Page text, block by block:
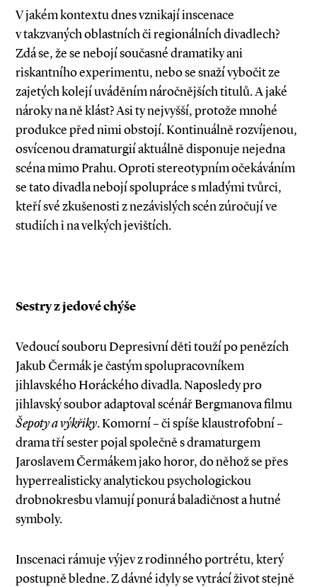
V jakém kontextu dnes vznikají inscenace
v takzvaných oblastních či regionálních divadlech?
Zdá se, že se nebojí současné dramatiky ani
riskantního experimentu, nebo se snaží vybočit ze
zajetých kolejí uváděním náročnějších titulů. A jaké
nároky na ně klást? Asi ty nejvyšší, protože mnohé
produkce před nimi obstojí. Kontinuálně rozvíjenou,
osvícenou dramaturgií aktuálně disponuje nejedna
scéna mimo Prahu. Oproti stereotypním očekáváním
se tato divadla nebojí spolupráce s mladými tvůrci,
kteří své zkušenosti z nezávislých scén zúročují ve
studiích i na velkých jevištích.
Sestry z jedové chýše
Vedoucí souboru Depresivní děti touží po penězích
Jakub Čermák je častým spolupracovníkem
jihlavského Horáckého divadla. Naposledy pro
jihlavský soubor adaptoval scénář Bergmanova filmu
Šepoty a výkřiky. Komorní – či spíše klaustrofobní –
drama tří sester pojal společně s dramaturgem
Jaroslavem Čermákem jako horor, do něhož se přes
hyperrealisticky analytickou psychologickou
drobnokresbu vlamují ponurá baladičnost a hutné
symboly.
Inscenaci rámuje výjev z rodinného portrétu, který
postupně bledne. Z dávné idyly se vytrácí život stejně